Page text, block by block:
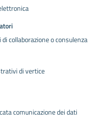
collaborazione o consulenza
di vertice
comunicazione dei dati